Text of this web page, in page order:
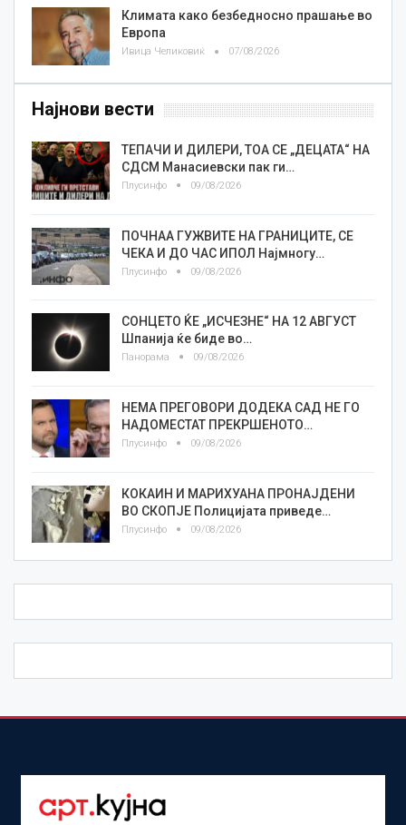
Климата како безбедносно прашање во
Европа
Ивица Челиковиќ 07/08/2026
Најнови вести
TEПАЧИ И ДИЛЕРИ, ТОА СЕ „ДЕЦАТА“ НА
СДСМ Манасиевски пак ги…
Плусинфо 09/08/2026
ПОЧНАА ГУЖВИТЕ НА ГРАНИЦИТЕ, СЕ
ЧЕКА И ДО ЧАС ИПОЛ Најмногу…
Плусинфо 09/08/2026
СОНЦЕТО ЌЕ „ИСЧЕЗНЕ“ НА 12 АВГУСТ
Шпанија ќе биде во…
Панорама 09/08/2026
НЕМА ПРЕГОВОРИ ДОДЕКА САД НЕ ГО
НАДОМЕСТАТ ПРЕКРШЕНОТО…
Плусинфо 09/08/2026
КОКАИН И МАРИХУАНА ПРОНАЈДЕНИ
ВО СКОПЈЕ Полицијата приведе…
Плусинфо 09/08/2026